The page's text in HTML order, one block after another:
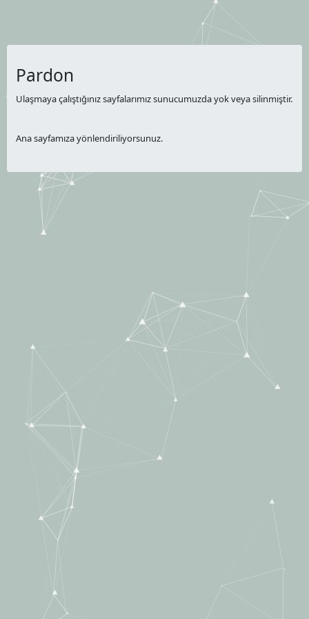
Pardon
Ulaşmaya çalıştığınız sayfalarımız sunucumuzda yok veya silinmiştir.
Ana sayfamıza yönlendiriliyorsunuz.